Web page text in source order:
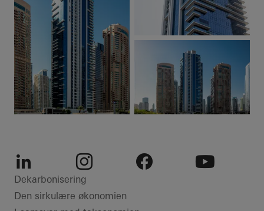
LinkedIn Instagram
Dekarbonisering
Den sirkulære økonomien